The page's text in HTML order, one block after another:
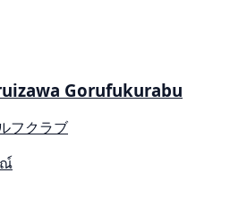
Gorufukurabu
フクラブ
ณ์